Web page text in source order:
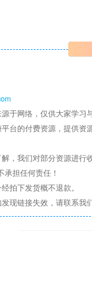
于网络，仅供大家学习
台的付费资源，提供
，我们对部分资源进
担任何责任！
拍下发货概不退款。
现链接失效，请联系我